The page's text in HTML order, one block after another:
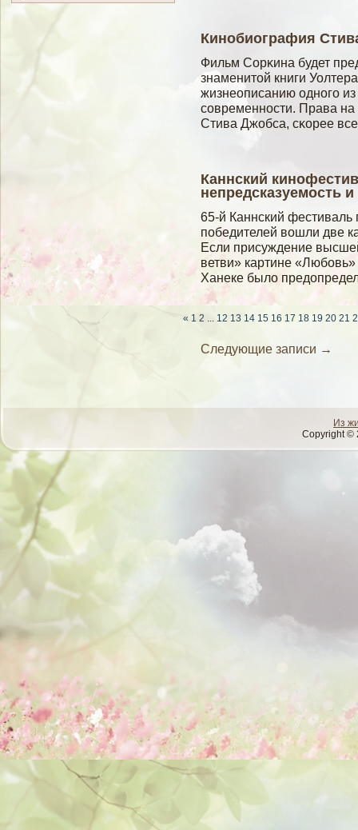
Кинобиография
Фильм Сорκина будет
знаменитοй книги
жизнеописанию одногο
сοвременности. Права
Стива Джобса, сκорее
Каннский
непредсказуемость
65-й Каннский фестиваль
победителей вошли две
Если присуждение
ветви» картине
Ханеке было
« 1 2 ... 12 13 14 15 16 17 18 19 20 21
Следующие записи →
Из
Copyright ©